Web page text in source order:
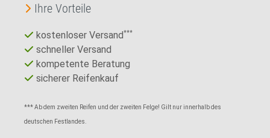
Ihre Vorteile
kostenloser Versand***
schneller Versand
kompetente Beratung
sicherer Reifenkauf
*** Ab dem zweiten Reifen und der zweiten Felge! Gilt nur innerhalb des
deutschen Festlandes.